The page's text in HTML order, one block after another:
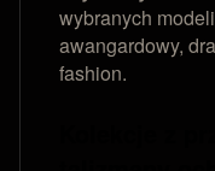
wybranych
awangardowy,
fashion.